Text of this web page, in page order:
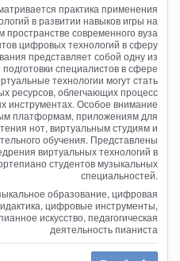
практика применения
в развитии навыков игры на
современного вуза
цифровых технологий в сферу
представляет собой одну из
специалистов в сфере
технологии могут стать
ресурсов, облегчающих процесс
инструментах. Особое внимание
платформам, приложениям для
нот, виртуальным студиям и
обучения. Представлены
виртуальных технологий в
студентов музыкальных
специальностей.
образование, цифровая
цифровые инструменты,
искусство, педагогическая
деятельность пианиста